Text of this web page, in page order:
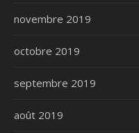
novembre 2019
octobre 2019
septembre 2019
août 2019